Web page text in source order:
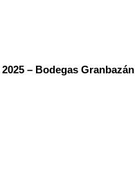
– Bodegas Granbazán